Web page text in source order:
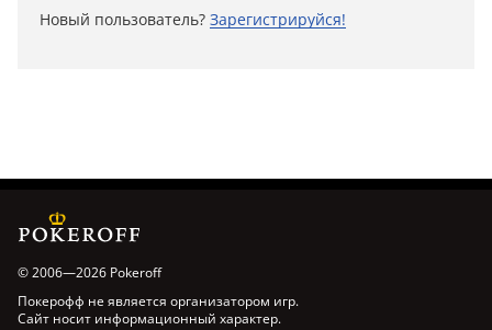
Новый пользователь? Зарегистрируйся!
© 2006—2026 Pokeroff
Покерофф не является организатором игр.
Сайт носит информационный характер.